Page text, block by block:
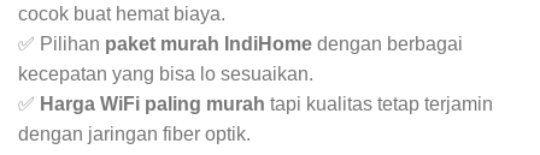
cocok buat hemat biaya.
✅ Pilihan paket murah IndiHome dengan berbagai
kecepatan yang bisa lo sesuaikan.
✅ Harga WiFi paling murah tapi kualitas tetap terjamin
dengan jaringan fiber optik.